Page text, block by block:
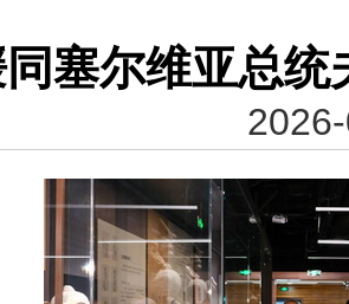
塞尔维亚总